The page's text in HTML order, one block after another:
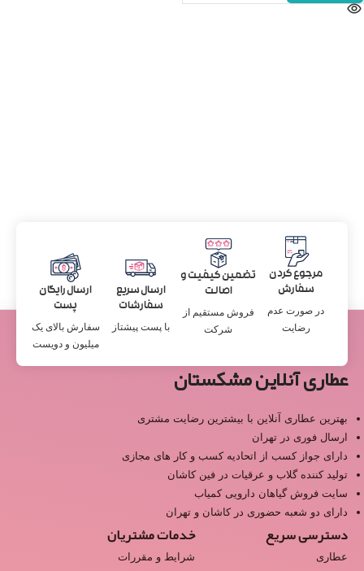
مرجوع کردن
سفارش
در صورت عدم
رضایت
تضمین کیفیت و
اصالت
فروش مستقیم از
شرکت
ارسال سریع
سفارشات
با پست پیشتاز
ارسال رایگان
پست
سفارش بالای یک
میلیون و دویست
عطاری آنلاین مشکستان
بهترین عطاری آنلاین با بیشترین رضایت مشتری
ارسال فوری در تهران
دارای جواز کسب از اتحادیه کسب و کار های مجازی
تولید کننده گلاب و عرقیات در فین کاشان
سایت فروش گیاهان دارویی کمیاب
دارای دو شعبه حضوری در کاشان و تهران
دسترسی سریع
عطاری
خدمات مشتریان
شرایط و مقررات